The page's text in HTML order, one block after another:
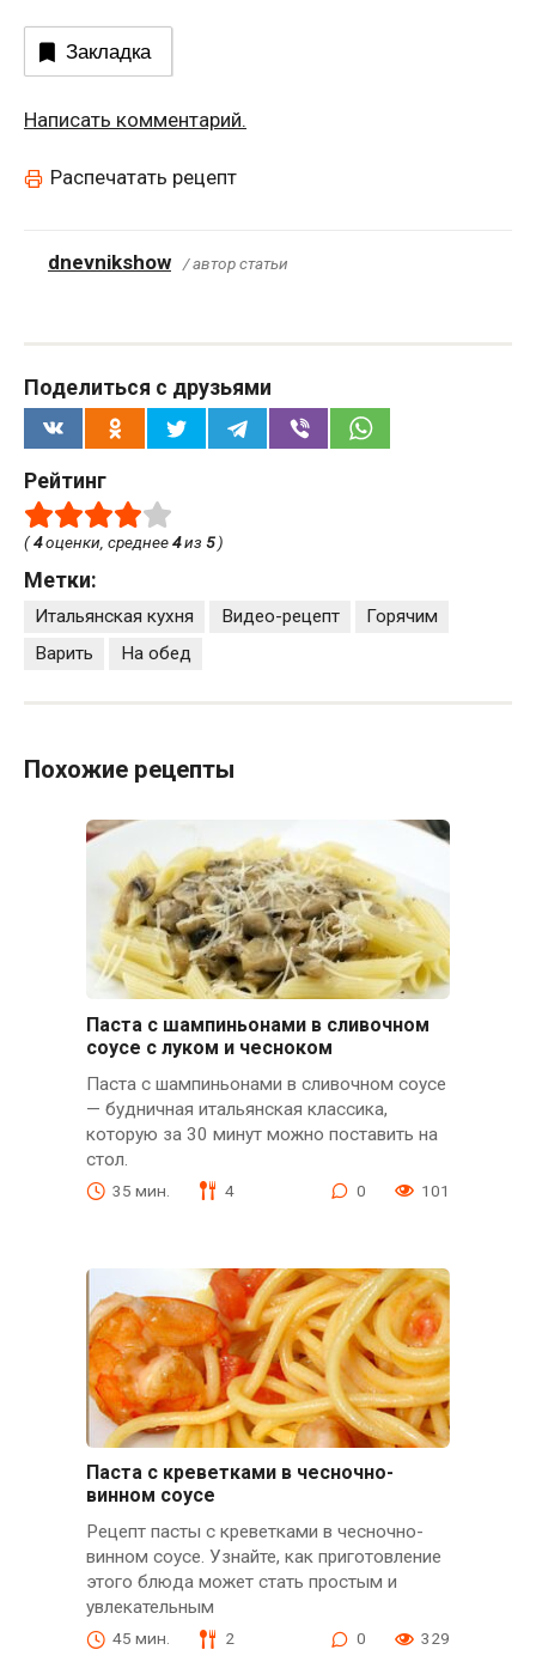
Закладка
Написать комментарий.
Распечатать рецепт
dnevnikshow / автор статьи
Поделиться с друзьями
Рейтинг
(4оценки, среднее4из 5)
Метки:
Итальянская кухня Видео-рецепт
Горячим
Варить
На обед
Похожие рецепты
Паста с шампиньонами в сливочном
соусе с луком и чесноком
Паста с шампиньонами в сливочном соусе
— будничная итальянская классика,
которую за 30 минут можно поставить на
стол.
35 мин. 4 0 101
Паста с креветками в чесночно-
винном соусе
Рецепт пасты с креветками в чесночно-
винном соусе. Узнайте, как приготовление
этого блюда может стать простым и
увлекательным
45 мин. 2 0 329